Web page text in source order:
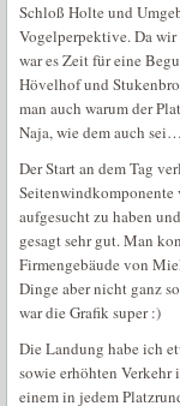
Schloß Holte und
Vogelperpektive. Da
war es Zeit für eine
Hövelhof und
man auch warum der
Naja, wie dem auch sei…
Der Start an dem Tag
Seitenwindkomponente
aufgesucht zu haben
gesagt sehr gut. Man
Firmengebäude von
Dinge aber nicht ganz
war die Grafik super :)
Die Landung habe ich
sowie erhöhten
einem in jedem